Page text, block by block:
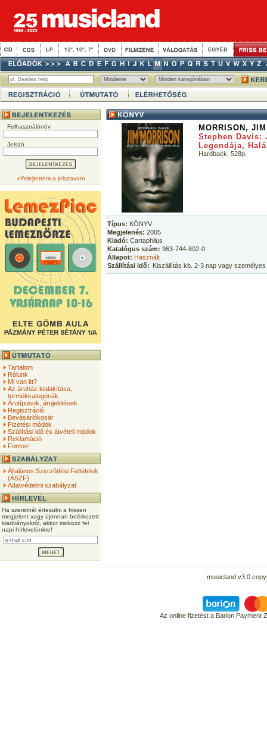
Felhasználónév
Jelszó
elfelejtettem a jelszavam
Tartalom
Rólunk
Mi van itt?
Az áruház kialakítása,
termékkategóriák
Árutípusok, árujelölések
Regisztráció
Bevásárlókosár
Fizetési módok
Szállítási idő és átvételi módok
Reklamáció
Fontos!
Általános Szerződési Feltételek
(ÁSZF)
Adatvédelmi szabályzat
Ha szeretnél értesülni a frissen
megjelent vagy újonnan beérkezett
kiadványokról, akkor iratkozz fel
napi hírlevelünkre!
MORRISON, JIM
Stephen Davis:
Legendája,
Hardback, 528p.
Típus: KÖNYV
Megjelenés: 2005
Kiadó: Cartaphilus
Katalógus szám: 963-744-802-0
Állapot: Használt
Szállítási idő: Kiszállítás kb. 2-3 nap vagy
musicland v3.0
Az online fizetést a Barion Payment